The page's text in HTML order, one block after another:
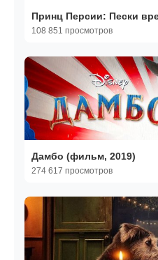
Принц Персии: Пески
108 851 просмотров
Дамбо (фильм, 2019)
274 617 просмотров